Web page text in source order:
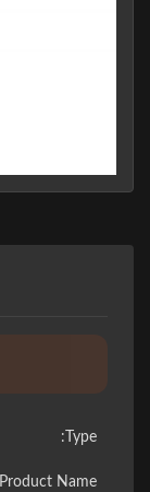
Type:
Product Name: